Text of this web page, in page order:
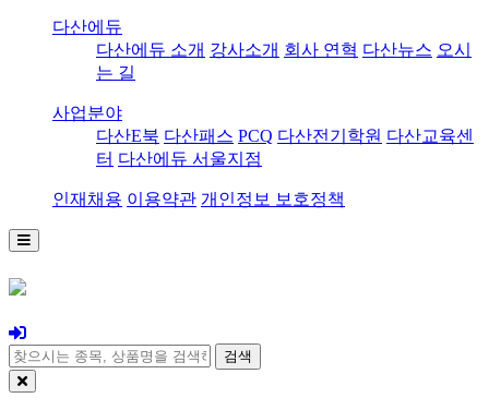
다산에듀
다산에듀 소개 강사소개 회사 연혁 다산뉴스 오시
는 길
사업분야
다산E북 다산패스 PCQ 다산전기학원 다산교육센
터 다산에듀 서울지점
인재채용 이용약관 개인정보 보호정책
검색